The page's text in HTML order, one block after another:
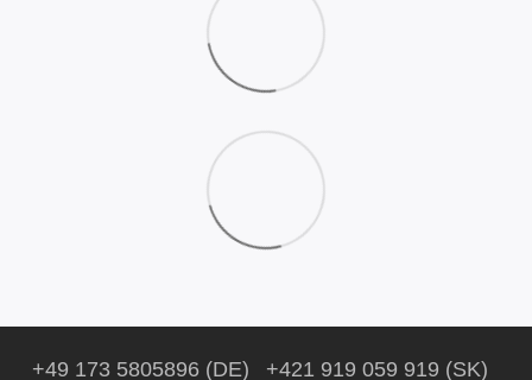
+49 173 5805896 (DE) +421 919 059 919 (SK)